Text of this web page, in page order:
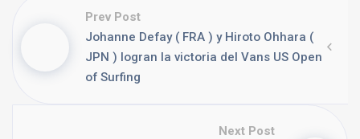
Prev Post
Johanne Defay ( FRA ) y Hiroto Ohhara (
JPN ) logran la victoria del Vans US Open
of Surfing
Next Post